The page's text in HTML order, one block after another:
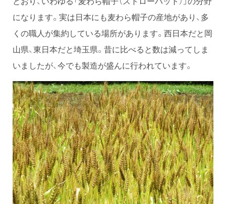
になります。実は日本にも麦わら帽子の産地があり、多
くの職人が集約している場所があります。西日本だと岡
山県、東日本だと埼玉県。昔に比べると数は減ってしま
いましたが、今でも製造が盛んに行われています。